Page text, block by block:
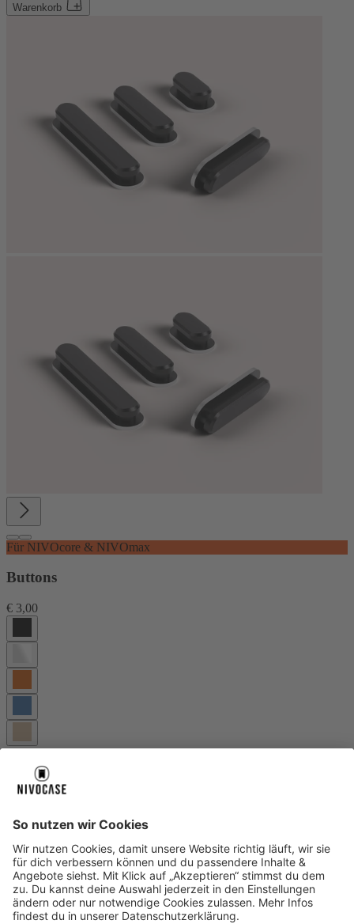
Warenkorb
Für NIVOcore & NIVOmax
Buttons
€ 3,00
Wechselbare Knöpfe aus hochwertigem Aluminium für NIVOcore
und NIVOmax.
Mehr Infos
Über uns Über uns
About NIVOCASE NIVOCASE Test Lab Schreib uns
Sicher bezahlen
Sicher bezahlen